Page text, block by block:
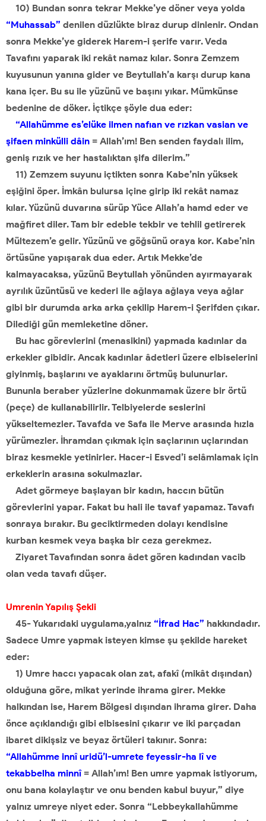
10) Bundan sonra tekrar Mekke’ye döner veya yolda
“Muhassab” denilen düzlükte biraz durup dinlenir. Ondan
sonra Mekke’ye giderek Harem-i şerife varır. Veda
Tavafını yaparak iki rekât namaz kılar. Sonra Zemzem
kuyusunun yanına gider ve Beytullah’a karşı durup kana
kana içer. Bu su ile yüzünü ve başını yıkar. Mümkünse
bedenine de döker. İçtikçe şöyle dua eder:
“Allahümme es’elüke ilmen nafıan ve rızkan vasian ve
şifaen minkülli dâin = Allah’ım! Ben senden faydalı ilim,
geniş rızık ve her hastalıktan şifa dilerim.”
11) Zemzem suyunu içtikten sonra Kabe’nin yüksek
eşiğini öper. İmkân bulursa içine girip iki rekât namaz
kılar. Yüzünü duvarına sürüp Yüce Allah’a hamd eder ve
mağfiret diler. Tam bir edeble tekbir ve tehlil getirerek
Mültezem’e gelir. Yüzünü ve göğsünü oraya kor. Kabe’nin
örtüsüne yapışarak dua eder. Artık Mekke’de
kalmayacaksa, yüzünü Beytullah yönünden ayırmayarak
ayrılık üzüntüsü ve kederi ile ağlaya ağlaya veya ağlar
gibi bir durumda arka arka çekilip Harem-i Şerifden çıkar.
Dilediği gün memleketine döner.
Bu hac görevlerini (menasikini) yapmada kadınlar da
erkekler gibidir. Ancak kadınlar âdetleri üzere elbiselerini
giyinmiş, başlarını ve ayaklarını örtmüş bulunurlar.
Bununla beraber yüzlerine dokunmamak üzere bir örtü
(peçe) de kullanabilirlir. Telbiyelerde seslerini
yükseltemezler. Tavafda ve Safa ile Merve arasında hızla
yürümezler. İhramdan çıkmak için saçlarının uçlarından
biraz kesmekle yetinirler. Hacer-i Esved’i selâmlamak için
erkeklerin arasına sokulmazlar.
Adet görmeye başlayan bir kadın, haccın bütün
görevlerini yapar. Fakat bu hali ile tavaf yapamaz. Tavafı
sonraya bırakır. Bu geciktirmeden dolayı kendisine
kurban kesmek veya başka bir ceza gerekmez.
Ziyaret Tavafından sonra âdet gören kadından vacib
olan veda tavafı düşer.
Umrenin Yapılış Şekli
45- Yukarıdaki uygulama,yalnız “İfrad Hac” hakkındadır.
Sadece Umre yapmak isteyen kimse şu şekilde hareket
eder:
1) Umre haccı yapacak olan zat, afakî (mikât dışından)
olduğuna göre, mikat yerinde ihrama girer. Mekke
halkından ise, Harem Bölgesi dışından ihrama girer. Daha
önce açıklandığı gibi elbisesini çıkarır ve iki parçadan
ibaret dikişsiz ve beyaz örtüleri takınır. Sonra:
“Allahümme innî uridü’l-umrete feyessir-ha lî ve
tekabbelha minnî= Allah’ım! Ben umre yapmak istiyorum,
onu bana kolaylaştır ve onu benden kabul buyur,” diye
yalnız umreye niyet eder. Sonra “Lebbeykallahümme